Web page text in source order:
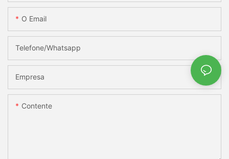
O Email
Telefone/whatsapp
Empresa
Contente